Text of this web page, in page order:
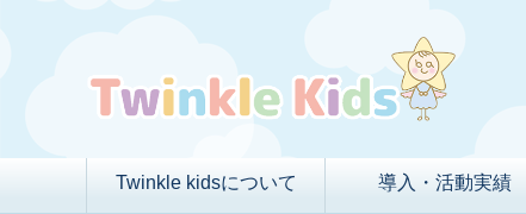
Twinkle kidsについて 導入・活動実績